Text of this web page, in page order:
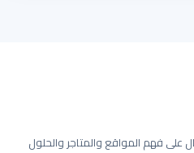
فهم المواقع والمتاجر والحلول